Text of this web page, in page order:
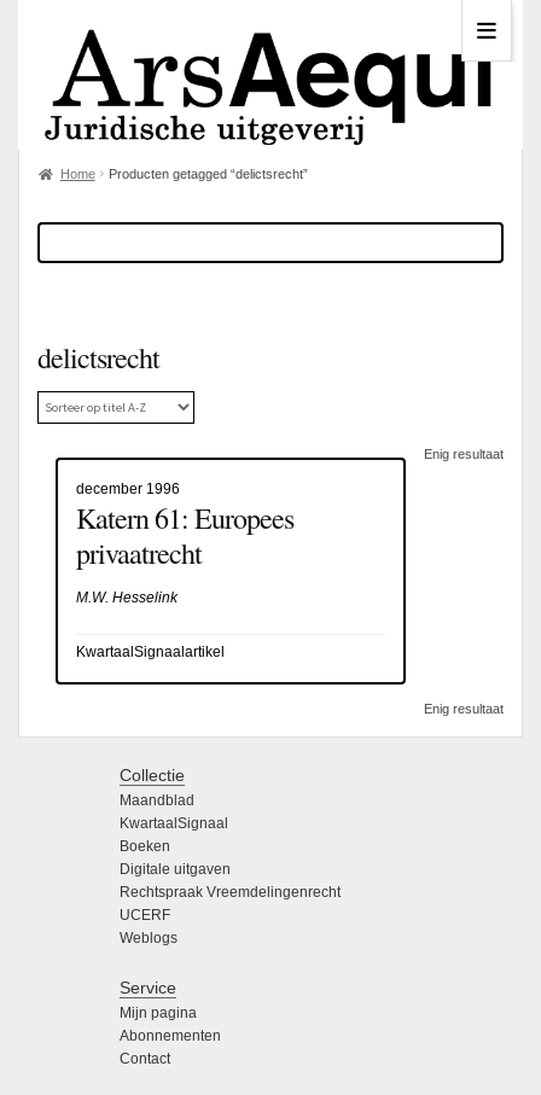
Home Producten getagged “delictsrecht”
delictsrecht
Enig resultaat
december 1996
Katern 61: Europees
privaatrecht
M.W. Hesselink
KwartaalSignaalartikel
Enig resultaat
Collectie
Maandblad
KwartaalSignaal
Boeken
Digitale uitgaven
Rechtspraak Vreemdelingenrecht
UCERF
Weblogs
Service
Mijn pagina
Abonnementen
Contact